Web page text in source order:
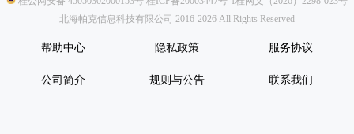
北海帕克信息科技有限公司 2016-2026 All Rights Reserved
帮助中心 隐私政策 服务协议
公司简介 规则与公告 联系我们